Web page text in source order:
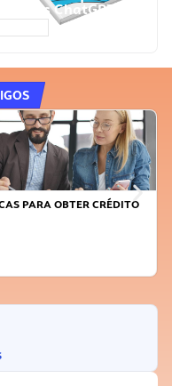
Prompts ChatGPT
PARA OBTER CRÉDITO